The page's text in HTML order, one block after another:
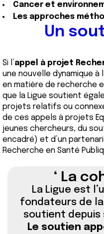
Cancer et
Les approches
Un
Si l’appel à projet
une nouvelle dynamique à
en matière de recherche
que la Ligue soutient
projets relatifs ou
de ces appels à projets
jeunes chercheurs, du
encadré) et d’un
Recherche en Santé
La
La Ligue est
fondateurs de la
soutient depuis
Le soutien